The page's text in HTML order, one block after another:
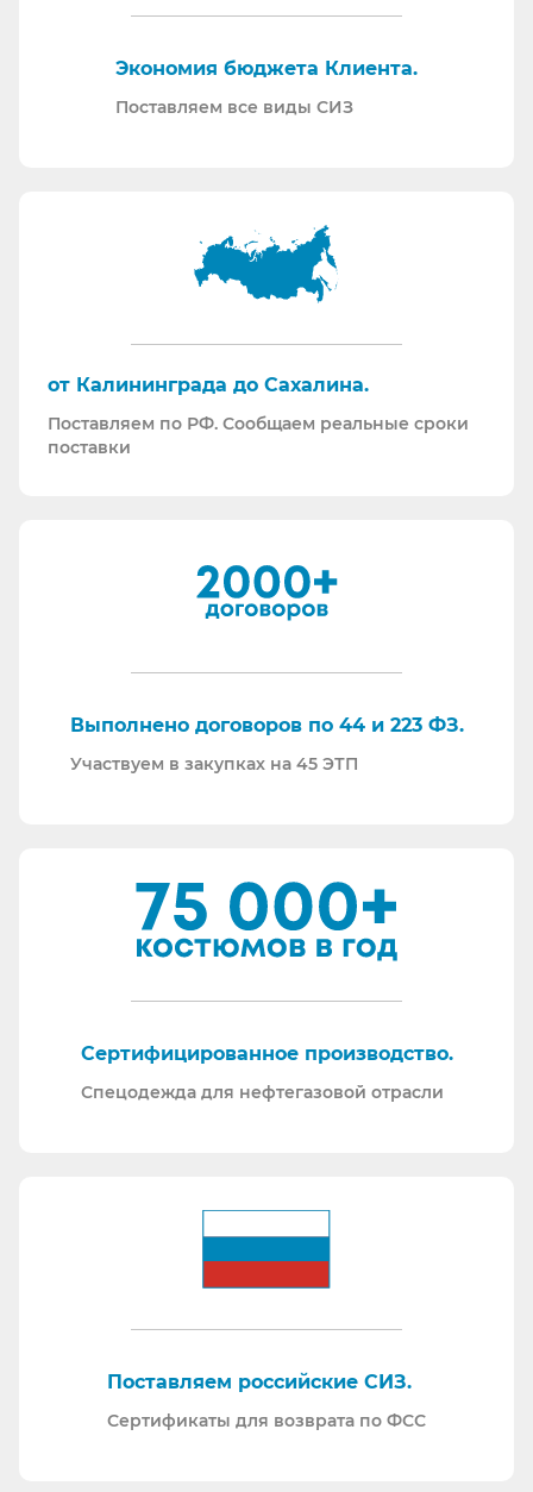
производственных испытаний.
Проводим на предприятиях практические и
Поставляем российскую продукцию для
возмещений по ФСС (Минпромторг).
Поставляем СИЗ по системе маркировки
“Честный Знак”
Работаем преимущественно по ЭДО (“СБИС
как УПД так и накладные со счет-фактурами.
И, наверное, самое главное - мы всегда на связи.
По любому вопросу - звоните, пишите - всегда
Торговые площадки, на которых участвуем в
Экономия бюджета Клиента.
Поставляем все виды СИЗ
от Калининграда до Сахалина.
Поставляем по РФ. Сообщаем реальные сроки
поставки
Выполнено договоров по 44 и 223 ФЗ.
Участвуем в закупках на 45 ЭТП
Сертифицированное производство.
Спецодежда для нефтегазовой отрасли
Поставляем российские СИЗ.
Сертификаты для возврата по ФСС